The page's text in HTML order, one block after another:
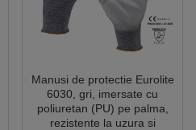
Manusi de protectie Eurolite
6030, gri, imersate cu
poliuretan (PU) pe palma,
rezistente la uzura si